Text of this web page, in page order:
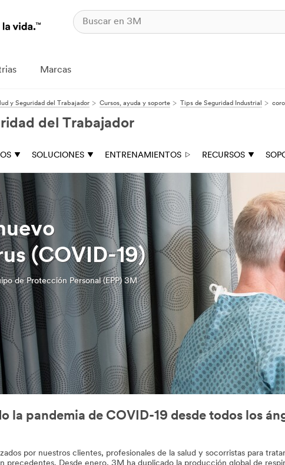
Marcas
y Seguridad del Trabajador Cursos, ayuda y soporte Tips de Seguridad Industrial
del Trabajador
SOLUCIONES ENTRENAMIENTOS RECURSOS
(COVID-19)
de Protección Personal (EPP) 3M
la pandemia de COVID-19 desde todos los
por nuestros clientes, profesionales de la salud y socorristas para